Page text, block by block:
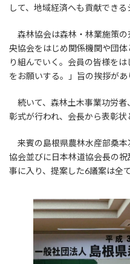
して、地域経済へも貢献できる
森林協会は森林・林業施策の
央協会をはじめ関係機関や団
り組んでいく。会員の皆様を
をお願いする。」旨の挨拶があ
続いて、森林土木事業功労者
彰式が行われ、会長から表彰状
来賓の島根県農林水産部桑本
協会並びに日本林道協会長の
事に入り、提案した6議案は全